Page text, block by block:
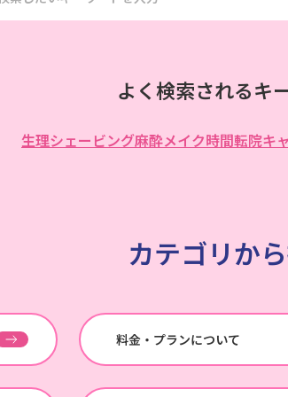
よく検索されるキ
生理シェービング麻酔メイク時間転院キ
カテゴリか
料金・プランについて